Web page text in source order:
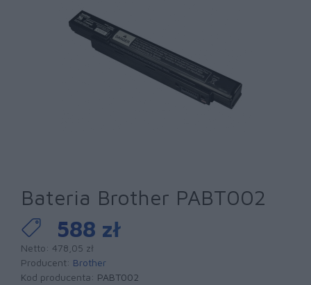
Bateria Brother PABT002
588 zł
Netto: 478,05 zł
Producent: Brother
Kod producenta: PABT002